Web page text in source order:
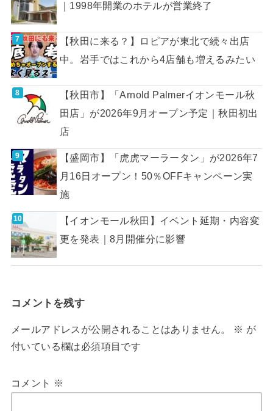
｜1998年開業のホテルが営業終了
【秋田に来る？】ロピアが東北で続々出店
中。岩手ではこれから4店舗も増えるみたい
【秋田市】「Arnold Palmerイオンモール秋
田店」が2026年9月オープン予定｜秋田初出
店
【盛岡市】「虎虎マーラータン」が2026年7
月16日オープン！50％OFFキャンペーン実
施
【イオンモール秋田】イベント延期・内容変
更を発表｜8月開催分に影響
コメントを残す
メールアドレスが公開されることはありません。 ※ が
付いている欄は必須項目です
コメント ※